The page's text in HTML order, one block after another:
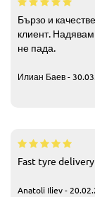
Бързо и
клиент.
не пада.
Илиан Баев -
Fast tyre
Anatoli Iliev -